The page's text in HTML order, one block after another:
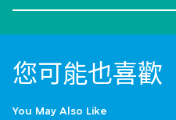
您可能也喜歡
You May Also Like